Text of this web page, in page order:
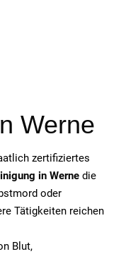
Werne
zertifiziertes
in Werne die
oder
Tätigkeiten reichen
Blut,